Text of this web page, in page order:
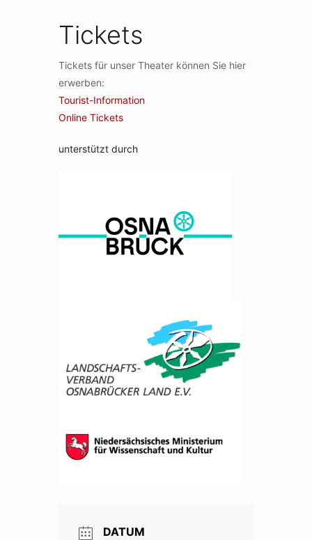
Tickets
Tickets für unser Theater können Sie hier
erwerben:
Tourist-Information
Online Tickets
unterstützt durch
DATUM